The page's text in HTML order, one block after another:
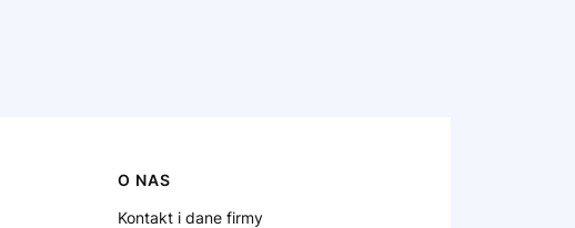
O NAS
Kontakt i dane firmy